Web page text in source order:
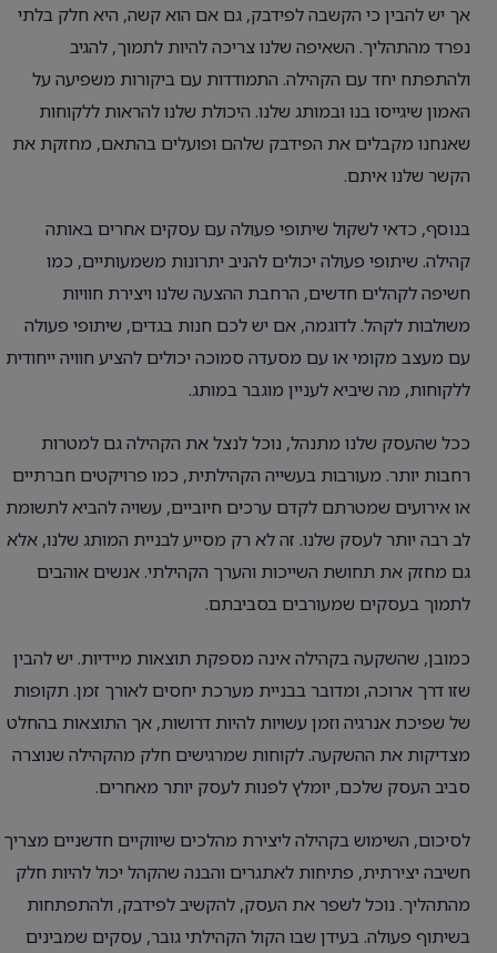
אך יש להבין כי הקשבה לפידבק, גם אם הוא קשה, היא חלק בלתי
נפרד מהתהליך. השאיפה שלנו צריכה להיות לתמוך, להגיב
ולהתפתח יחד עם הקהילה. התמודדות עם ביקורות משפיעה על
האמון שיגייסו בנו ובמותג שלנו. היכולת שלנו להראות ללקוחות
שאנחנו מקבלים את הפידבק שלהם ופועלים בהתאם, מחזקת את
הקשר שלנו איתם.
בנוסף, כדאי לשקול שיתופי פעולה עם עסקים אחרים באותה
קהילה. שיתופי פעולה יכולים להניב יתרונות משמעותיים, כמו
חשיפה לקהלים חדשים, הרחבת ההצעה שלנו ויצירת חוויות
משולבות לקהל. לדוגמה, אם יש לכם חנות בגדים, שיתופי פעולה
עם מעצב מקומי או עם מסעדה סמוכה יכולים להציע חוויה ייחודית
ללקוחות, מה שיביא לעניין מוגבר במותג.
ככל שהעסק שלנו מתנהל, נוכל לנצל את הקהילה גם למטרות
רחבות יותר. מעורבות בעשייה הקהילתית, כמו פרויקטים חברתיים
או אירועים שמטרתם לקדם ערכים חיוביים, עשויה להביא לתשומת
לב רבה יותר לעסק שלנו. זה לא רק מסייע לבניית המותג שלנו, אלא
גם מחזק את תחושת השייכות והערך הקהילתי. אנשים אוהבים
לתמוך בעסקים שמעורבים בסביבתם.
כמובן, שהשקעה בקהילה אינה מספקת תוצאות מיידיות. יש להבין
שזו דרך ארוכה, ומדובר בבניית מערכת יחסים לאורך זמן. תקופות
של שפיכת אנרגיה וזמן עשויות להיות דרושות, אך התוצאות בהחלט
מצדיקות את ההשקעה. לקוחות שמרגישים חלק מהקהילה שנוצרה
סביב העסק שלכם, יומלץ לפנות לעסק יותר מאחרים.
לסיכום, השימוש בקהילה ליצירת מהלכים שיווקיים חדשניים מצריך
חשיבה יצירתית, פתיחות לאתגרים והבנה שהקהל יכול להיות חלק
מהתהליך. נוכל לשפר את העסק, להקשיב לפידבק, ולהתפתחות
בשיתוף פעולה. בעידן שבו הקול הקהילתי גובר, עסקים שמבינים